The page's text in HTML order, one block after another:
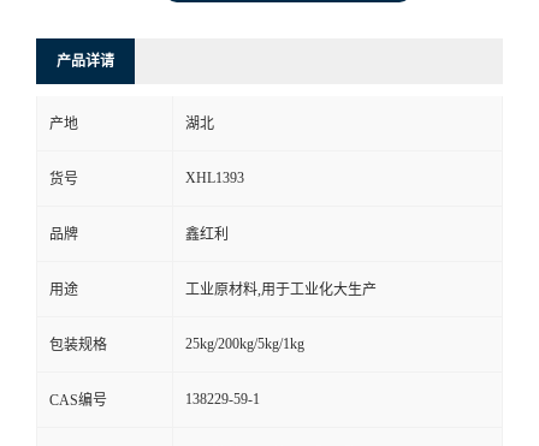
产品详请
产地 湖北
货号 XHL1393
品牌 鑫红利
用途 工业原材料,用于工业化大生产
包装规格 25kg/200kg/5kg/1kg
CAS编号 138229-59-1